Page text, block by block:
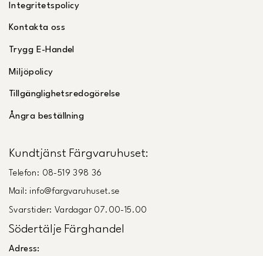
Integritetspolicy
Kontakta oss
Trygg E-Handel
Miljöpolicy
Tillgänglighetsredogörelse
Ångra beställning
Kundtjänst Färgvaruhuset:
Telefon: 08-519 398 36
Mail: info@fargvaruhuset.se
Svarstider: Vardagar 07.00-15.00
Södertälje Färghandel
Adress: